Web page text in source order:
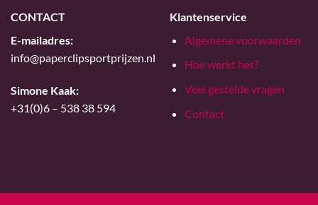
CONTACT
E-mailadres:
info@paperclipsportprijzen.nl
Simone Kaak:
+31(0)6 – 538 38 594
Klantenservice
Algemene voorwaarden
Hoe werkt het?
Veel gestelde vragen
Contact